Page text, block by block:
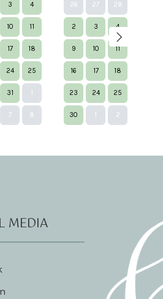
3 4
10 11
17 18
24 25
31
7 8
26 27 28
2 3 4
9 10 11
16 17 18
23 24 25
30 2
Next
MEDIA